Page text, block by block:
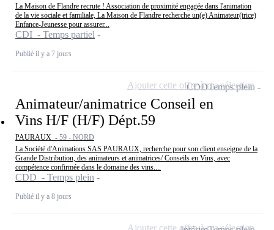
La Maison de Flandre recrute ! Association de proximité engagée dans l'animation
de la vie sociale et familiale, La Maison de Flandre recherche un(e) Animateur(trice)
Enfance-Jeunesse pour assurer...
CDI - Temps partiel
Publié il y a 7 jours
Animateur/animatrice Conseil en
Vins H/F (H/F) Dépt.59
PAURAUX - 59 - NORD
La Société d'Animations SAS PAURAUX, recherche pour son client enseigne de la
Grande Distribution, des animateurs et animatrices/ Conseils en Vins, avec
compétence confirmée dans le domaine des vins....
CDD - Temps plein
Publié il y a 8 jours
CDDTemps plein
Ajouter cette offre à ma sélection